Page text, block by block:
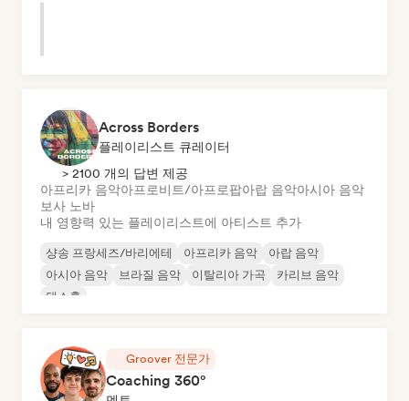
Across Borders
플레이리스트 큐레이터
> 2100 개의 답변 제공
아프리카 음악아프로비트/아프로팝아랍 음악아시아 음악
보사 노바
내 영향력 있는 플레이리스트에 아티스트 추가
샹송 프랑세즈/바리에테 아프리카 음악
아랍 음악
아시아 음악
브라질 음악 이탈리아 가곡
카리브 음악
댄스홀
Groover 전문가
Coaching 360°